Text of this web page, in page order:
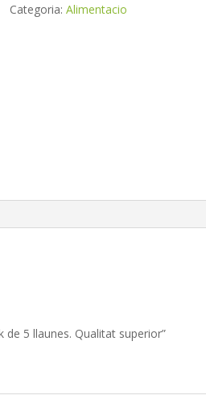
Categoria:Alimentacio
de 5 llaunes. Qualitat superior”